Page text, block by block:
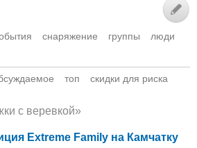
снаряжение группы
люди
топ скидки для риска
с веревкой»
Extreme Family на Камчатку